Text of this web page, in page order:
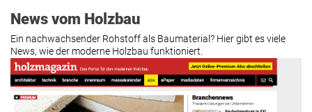
News vom Holzbau
Ein nachwachsender Rohstoff als Baumaterial? Hier gibt es viele
News, wie der moderne Holzbau funktioniert.